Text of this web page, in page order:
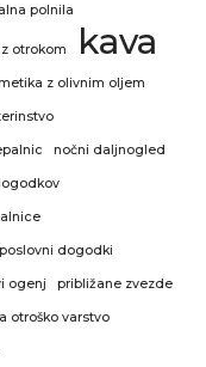
polnila
otrokom kava
z olivnim oljem
nočni daljnogled
poslovni dogodki
ogenj približane zvezde
otroško varstvo